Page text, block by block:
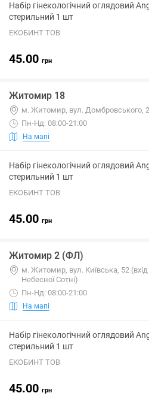
Набір гінекологічний оглядовий
стерильний 1 шт
ЕКОБИНТ ТОВ
45.00 грн
Житомир 18
м. Житомир, вул. Домбровського,
Пн-Нд: 08:00-21:00
На мапі
Набір гінекологічний оглядовий
стерильний 1 шт
ЕКОБИНТ ТОВ
45.00 грн
Житомир 2 (ФЛ)
м. Житомир, вул. Київська, 52 (вхід
Небесної Сотні)
Пн-Нд: 08:00-21:00
На мапі
Набір гінекологічний оглядовий
стерильний 1 шт
ЕКОБИНТ ТОВ
45.00 грн